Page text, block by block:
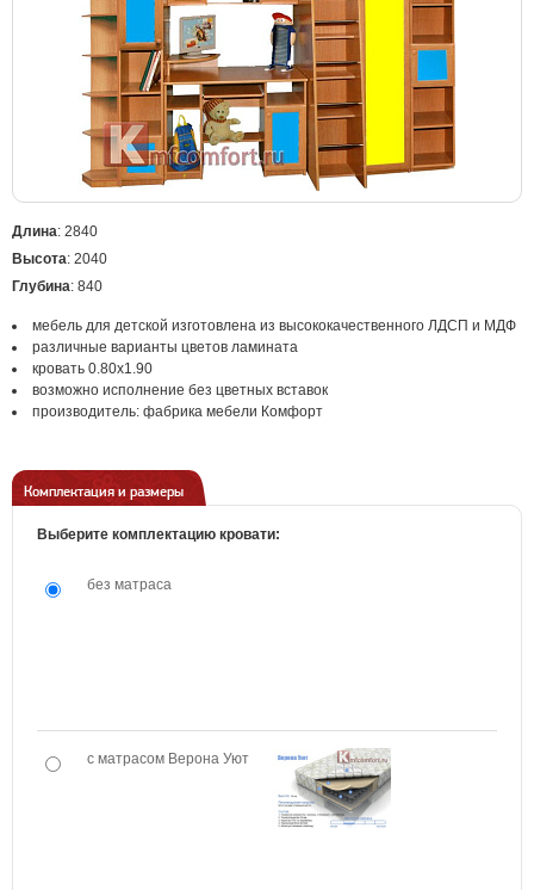
Длина: 2840
Высота: 2040
Глубина: 840
мебель для детской изготовлена из высококачественного ЛДСП и МДФ
различные варианты цветов ламината
кровать 0.80х1.90
возможно исполнение без цветных вставок
производитель: фабрика мебели Комфорт
Комплектация и размеры
Выберите комплектацию кровати:
без матраса
с матрасом Верона Уют